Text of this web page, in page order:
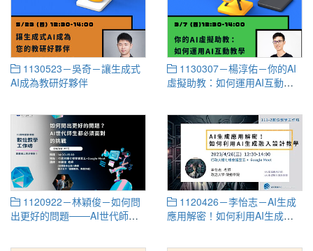
1130523－吳奇－讓生成式
AI成為教研好夥伴
1130307－楊淳佑－你的AI
虛擬助教：如何運用AI互動教
1120922－林穎俊－如何問
出更好的問題───AI世代師生
1120426－李怡志－AI生成
應用解密！如何利用AI生成融